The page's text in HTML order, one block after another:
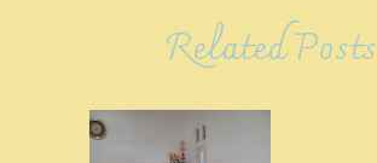
Related Posts